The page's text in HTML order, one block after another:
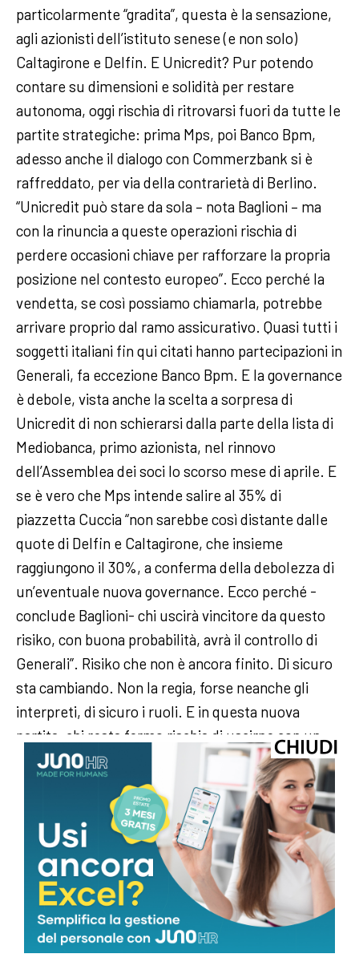
particolarmente “gradita”, questa è la sensazione,
agli azionisti dell’istituto senese (e non solo)
Caltagirone e Delfin. E Unicredit? Pur potendo
contare su dimensioni e solidità per restare
autonoma, oggi rischia di ritrovarsi fuori da tutte le
partite strategiche: prima Mps, poi Banco Bpm,
adesso anche il dialogo con Commerzbank si è
raffreddato, per via della contrarietà di Berlino.
“Unicredit può stare da sola – nota Baglioni – ma
con la rinuncia a queste operazioni rischia di
perdere occasioni chiave per rafforzare la propria
posizione nel contesto europeo”. Ecco perché la
vendetta, se così possiamo chiamarla, potrebbe
arrivare proprio dal ramo assicurativo. Quasi tutti i
soggetti italiani fin qui citati hanno partecipazioni in
Generali, fa eccezione Banco Bpm. E la governance
è debole, vista anche la scelta a sorpresa di
Unicredit di non schierarsi dalla parte della lista di
Mediobanca, primo azionista, nel rinnovo
dell’Assemblea dei soci lo scorso mese di aprile. E
se è vero che Mps intende salire al 35% di
piazzetta Cuccia “non sarebbe così distante dalle
quote di Delfin e Caltagirone, che insieme
raggiungono il 30%, a conferma della debolezza di
un’eventuale nuova governance. Ecco perché -
conclude Baglioni- chi uscirà vincitore da questo
risiko, con buona probabilità, avrà il controllo di
Generali”. Risiko che non è ancora finito. Di sicuro
sta cambiando. Non la regia, forse neanche gli
interpreti, di sicuro i ruoli. E in questa nuova
partita, chi resta fermo rischia di uscirne con un
pugno di mosche. (di Giacomo Iacomino) —
finanzawebinfo@adnkronos.com (Web Info)